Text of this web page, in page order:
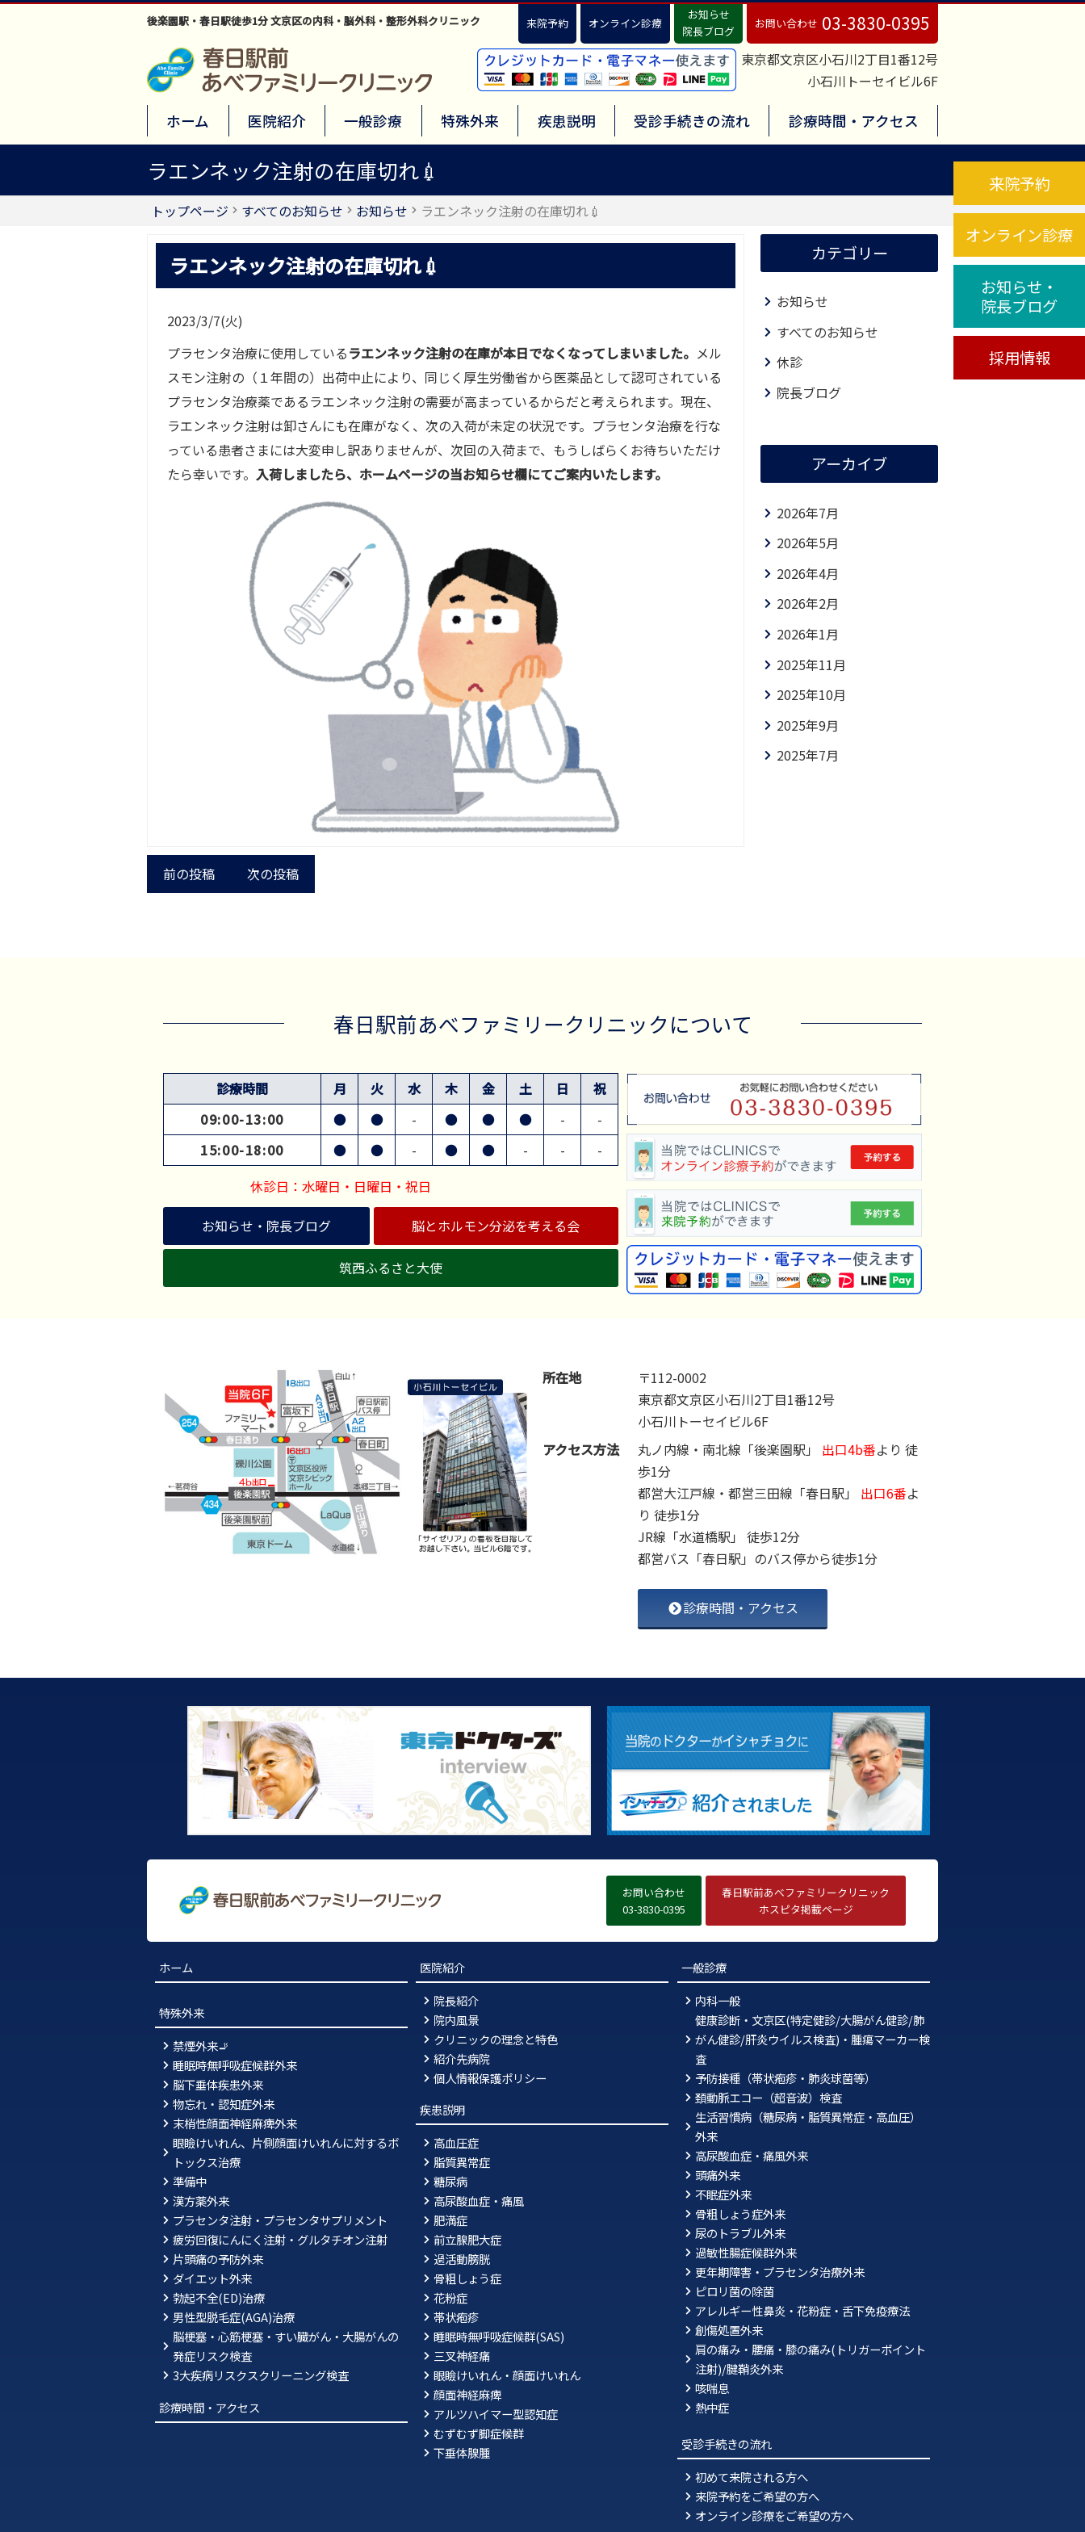
後楽園駅・春日駅徒歩1分 文京区の内科・脳外科・整形外科クリニック 来院予約 オンライン診療
お知らせ
院長ブログ
お問い合わせ 03-3830-0395
東京都文京区小石川2丁目1番12号
小石川トーセイビル6F
ホーム 医院紹介 一般診療 特殊外来 疾患説明 受診手続きの流れ 診療時間・アクセス
ラエンネック注射の在庫切れ💉
トップページ すべてのお知らせ お知らせ ラエンネック注射の在庫切れ💉
ラエンネック注射の在庫切れ💉
2023/3/7(火)
プラセンタ治療に使用しているラエンネック注射の在庫が本日でなくなってしまいました。 メル
スモン注射の（１年間の）出荷中止により、同じく厚生労働省から医薬品として認可されている
プラセンタ治療薬であるラエンネック注射の需要が高まっているからだと考えられます。現在、
ラエンネック注射は卸さんにも在庫がなく、次の入荷が未定の状況です。プラセンタ治療を行な
っている患者さまには大変申し訳ありませんが、次回の入荷まで、もうしばらくお待ちいただけ
たら幸いです。 入荷しましたら、ホームページの当お知らせ欄にてご案内いたします。
前の投稿 次の投稿
カテゴリー
お知らせ
すべてのお知らせ
休診
院長ブログ
アーカイブ
2026年7月
2026年5月
2026年4月
2026年2月
2026年1月
2025年11月
2025年10月
2025年9月
2025年7月
2024年7月
2024年5月
2024年4月
2024年3月
2024年1月
2023年12月
2023年11月
2023年6月
2023年4月
2023年3月
2023年1月
2022年11月
2022年10月
2022年6月
2022年5月
2022年4月
2022年3月
2022年1月
2021年12月
2021年11月
2021年8月
2021年6月
2021年5月
2021年4月
2021年2月
2021年1月
2020年12月
2020年11月
2020年9月
2020年6月
2020年5月
2020年4月
春日駅前あべファミリークリニックについて
休診日：水曜日・日曜日・祝日
診療時間 月 火 水 木 金 土 日
祝
09:00-13:00
● ● - ● ● ● -
-
15:00-18:00
● ● - ● ● - - -
お知らせ・院長ブログ 脳とホルモン分泌を考える会
筑西ふるさと大使
所在地
〒112-0002
東京都文京区小石川2丁目1番12号
小石川トーセイビル6F
アクセス方法
丸ノ内線・南北線「後楽園駅」 出口4b番より 徒
歩1分
都営大江戸線・都営三田線「春日駅」 出口6番よ
り 徒歩1分
JR線「水道橋駅」 徒歩12分
都営バス「春日駅」のバス停から徒歩1分
診療時間・アクセス
お問い合わせ
03-3830-0395
春日駅前あべファミリークリニック
ホスピタ掲載ページ
ホーム
医院紹介
院長紹介
院内風景
クリニックの理念と特色
紹介先病院
個人情報保護ポリシー
一般診療
内科一般
健康診断・文京区(特定健診/大腸がん健診/肺
がん健診/肝炎ウイルス検査)・腫瘍マーカー検
査
予防接種（帯状疱疹・肺炎球菌等）
頚動脈エコー（超音波）検査
生活習慣病（糖尿病・脂質異常症・高血圧）
外来
高尿酸血症・痛風外来
頭痛外来
不眠症外来
骨粗しょう症外来
尿のトラブル外来
過敏性腸症候群外来
更年期障害・プラセンタ治療外来
ピロリ菌の除菌
アレルギー性鼻炎・花粉症・舌下免疫療法
創傷処置外来
肩の痛み・腰痛・膝の痛み(トリガーポイント
注射)/腱鞘炎外来
咳喘息
熱中症
特殊外来
禁煙外来🚬
睡眠時無呼吸症候群外来
脳下垂体疾患外来
物忘れ・認知症外来
末梢性顔面神経麻痺外来
眼瞼けいれん、片側顔面けいれんに対するボ
トックス治療
準備中
漢方薬外来
プラセンタ注射・プラセンタサプリメント
疲労回復にんにく注射・グルタチオン注射
片頭痛の予防外来
ダイエット外来
勃起不全(ED)治療
男性型脱毛症(AGA)治療
脳梗塞・心筋梗塞・すい臓がん・大腸がんの
発症リスク検査
3大疾病リスクスクリーニング検査
疾患説明
高血圧症
脂質異常症
糖尿病
高尿酸血症・痛風
肥満症
前立腺肥大症
過活動膀胱
骨粗しょう症
花粉症
帯状疱疹
睡眠時無呼吸症候群(SAS)
三叉神経痛
眼瞼けいれん・顔面けいれん
顔面神経麻痺
アルツハイマー型認知症
むずむず脚症候群
下垂体腺腫
受診手続きの流れ
初めて来院される方へ
来院予約をご希望の方へ
オンライン診療をご希望の方へ
診療時間・アクセス
来院予約
オンライン診療
お知らせ・
院長ブログ
採用情報